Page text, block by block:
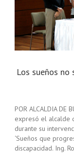
Los sueños no
POR ALCALDIA DE
expresó el alcalde
durante su
‘Sueños que
discapacidad. Ing.